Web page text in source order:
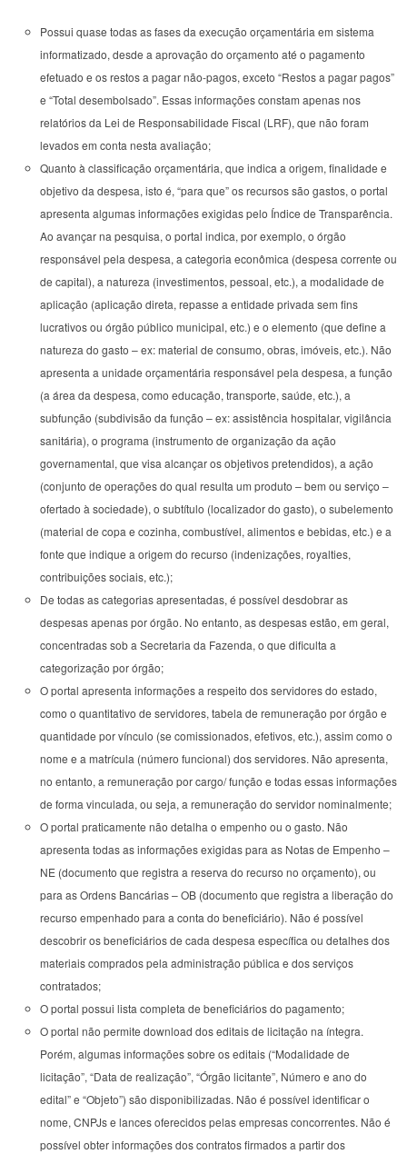
Possui quase todas as fases da execução orçamentária em sistema
informatizado, desde a aprovação do orçamento até o pagamento
efetuado e os restos a pagar não-pagos, exceto “Restos a pagar pagos”
e “Total desembolsado”. Essas informações constam apenas nos
relatórios da Lei de Responsabilidade Fiscal (LRF), que não foram
levados em conta nesta avaliação;
Quanto à classificação orçamentária, que indica a origem, finalidade e
objetivo da despesa, isto é, “para que” os recursos são gastos, o portal
apresenta algumas informações exigidas pelo Índice de Transparência.
Ao avançar na pesquisa, o portal indica, por exemplo, o órgão
responsável pela despesa, a categoria econômica (despesa corrente ou
de capital), a natureza (investimentos, pessoal, etc.), a modalidade de
aplicação (aplicação direta, repasse a entidade privada sem fins
lucrativos ou órgão público municipal, etc.) e o elemento (que define a
natureza do gasto – ex: material de consumo, obras, imóveis, etc.). Não
apresenta a unidade orçamentária responsável pela despesa, a função
(a área da despesa, como educação, transporte, saúde, etc.), a
subfunção (subdivisão da função – ex: assistência hospitalar, vigilância
sanitária), o programa (instrumento de organização da ação
governamental, que visa alcançar os objetivos pretendidos), a ação
(conjunto de operações do qual resulta um produto – bem ou serviço –
ofertado à sociedade), o subtítulo (localizador do gasto), o subelemento
(material de copa e cozinha, combustível, alimentos e bebidas, etc.) e a
fonte que indique a origem do recurso (indenizações, royalties,
contribuições sociais, etc.);
De todas as categorias apresentadas, é possível desdobrar as
despesas apenas por órgão. No entanto, as despesas estão, em geral,
concentradas sob a Secretaria da Fazenda, o que dificulta a
categorização por órgão;
O portal apresenta informações a respeito dos servidores do estado,
como o quantitativo de servidores, tabela de remuneração por órgão e
quantidade por vínculo (se comissionados, efetivos, etc.), assim como o
nome e a matrícula (número funcional) dos servidores. Não apresenta,
no entanto, a remuneração por cargo/ função e todas essas informações
de forma vinculada, ou seja, a remuneração do servidor nominalmente;
O portal praticamente não detalha o empenho ou o gasto. Não
apresenta todas as informações exigidas para as Notas de Empenho –
NE (documento que registra a reserva do recurso no orçamento), ou
para as Ordens Bancárias – OB (documento que registra a liberação do
recurso empenhado para a conta do beneficiário). Não é possível
descobrir os beneficiários de cada despesa específica ou detalhes dos
materiais comprados pela administração pública e dos serviços
contratados;
O portal possui lista completa de beneficiários do pagamento;
O portal não permite download dos editais de licitação na íntegra.
Porém, algumas informações sobre os editais (“Modalidade de
licitação”, “Data de realização”, “Órgão licitante”, Número e ano do
edital” e “Objeto”) são disponibilizadas. Não é possível identificar o
nome, CNPJs e lances oferecidos pelas empresas concorrentes. Não é
possível obter informações dos contratos firmados a partir dos